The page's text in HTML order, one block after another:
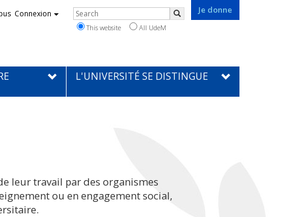
Je donne
Connexion Rechercher
Search
This website All UdeM
L'UNIVERSITÉ SE DISTINGUE
leur travail par des organismes
ou en engagement social,